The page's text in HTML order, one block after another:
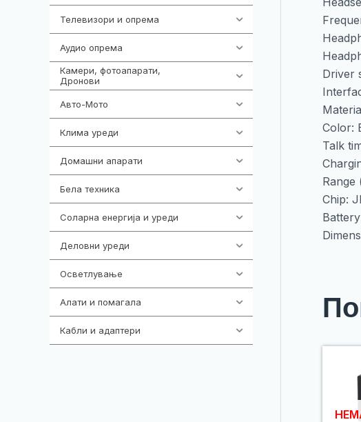
Телевизори и опрема
Аудио опрема
Камери, фотоапарати,
Дронови
Авто-Мото
Клима уреди
Домашни апарати
Бела техника
Соларна енергија и уреди
Деловни уреди
Осветлување
Алати и помагала
Кабли и адаптери
Driver
Color:
Talk
Range
Chip: